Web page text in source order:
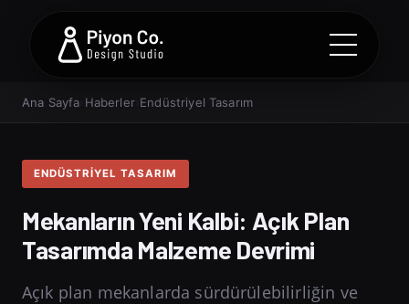
Ana Sayfa Haberler› Endüstriyel Tasarım
ENDÜSTRIYEL TASARIM
Mekanların Yeni Kalbi: Açık Plan
Tasarımda Malzeme Devrimi
Açık plan mekanlarda sürdürülebilirliğin ve